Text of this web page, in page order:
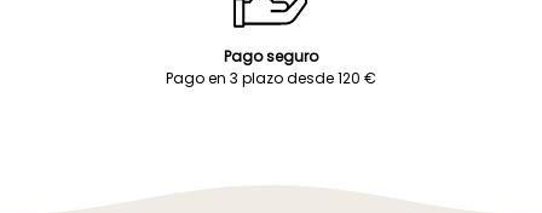
Pago seguro
Pago en 3 plazo desde 120 €